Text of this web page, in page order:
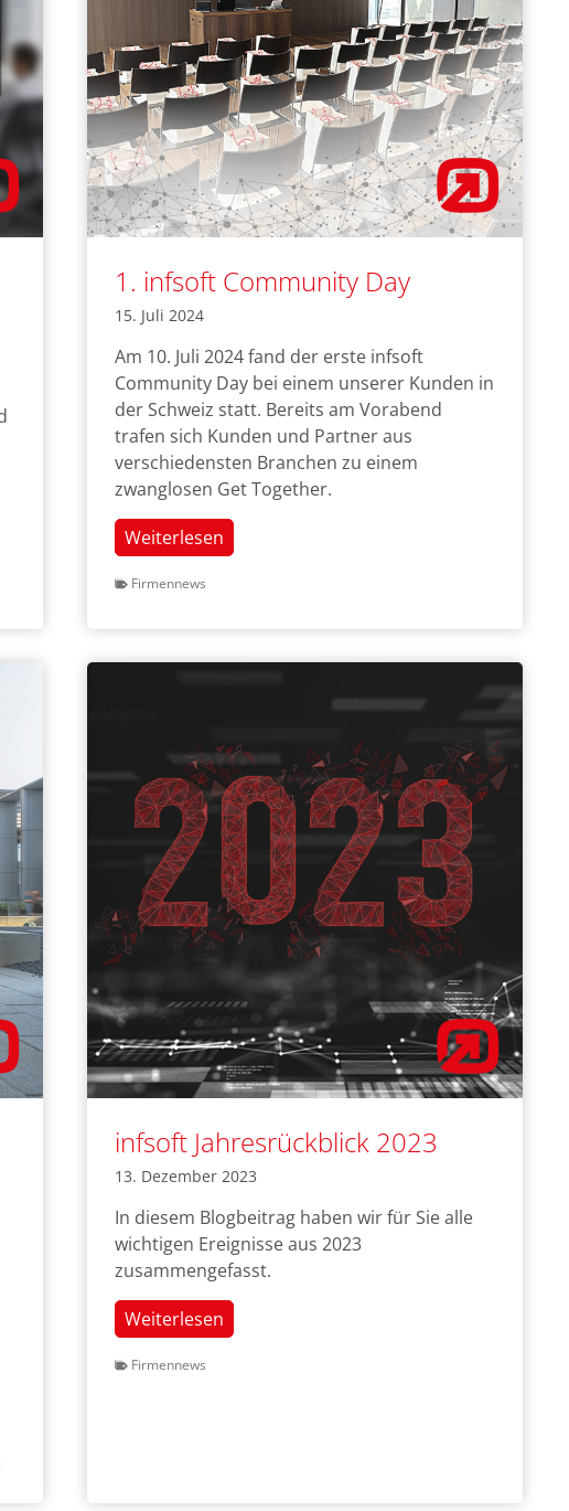
1. infsoft Community Day
15. Juli 2024
Am 10. Juli 2024 fand der erste infsoft
Community Day bei einem unserer Kunden in
der Schweiz statt. Bereits am Vorabend
trafen sich Kunden und Partner aus
verschiedensten Branchen zu einem
zwanglosen Get Together.
Weiterlesen
infsoft
Firmennews
infsoft Jahresrückblick 2023
13. Dezember 2023
In diesem Blogbeitrag haben wir für Sie alle
wichtigen Ereignisse aus 2023
zusammengefasst.
Weiterlesen
Jahresrückblick
Firmennews